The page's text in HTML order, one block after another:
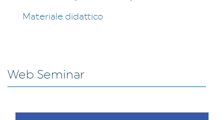
Materiale didattico
Web Seminar